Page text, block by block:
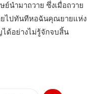
นํามาถวาย ซึ่งเมื่อถวาย
ยไปทันทีหอฉันคุณยายแห่ง
ด้อย่างไม่รู้จักจบสิ้น